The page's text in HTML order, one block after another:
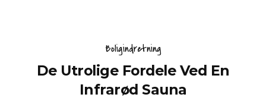
Boligindretning
De Utrolige Fordele Ved En
Infrarød Sauna